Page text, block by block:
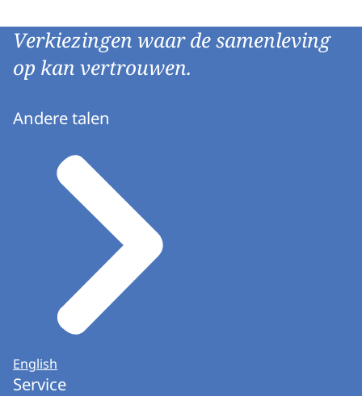
Verkiezingen waar de samenleving
op kan vertrouwen.
Andere talen
English
Service